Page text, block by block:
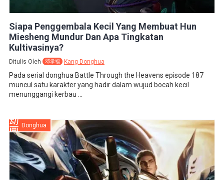
Siapa Penggembala Kecil Yang Membuat Hun
Miesheng Mundur Dan Apa Tingkatan
Kultivasinya?
Ditulis Oleh 邓承福 Kang Donghua
Pada serial donghua Battle Through the Heavens episode 187
muncul satu karakter yang hadir dalam wujud bocah kecil
menunggangi kerbau ...
Donghua